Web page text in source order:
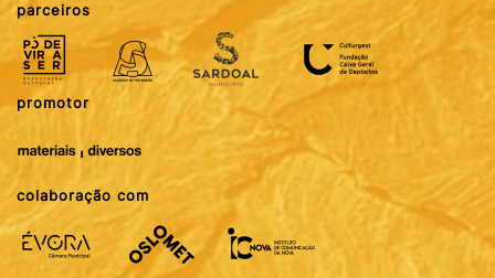
parceiros
promotor
colaboração com